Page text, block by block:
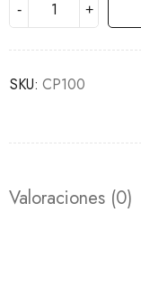
SKU: CP100
Valoraciones (0)